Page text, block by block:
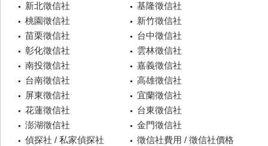
新北徵信社
基隆徵信社
桃園徵信社
新竹徵信社
苗栗徵信社
台中徵信社
彰化徵信社
雲林徵信社
南投徵信社
嘉義徵信社
台南徵信社
高雄徵信社
屏東徵信社
宜蘭徵信社
花蓮徵信社
台東徵信社
澎湖徵信社
金門徵信社
偵探社 / 私家偵探社
徵信社費用 / 徵信社價格